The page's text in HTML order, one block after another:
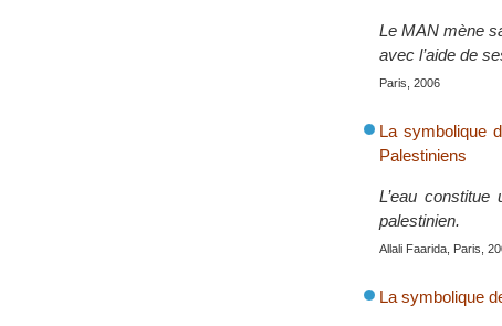
Le MAN mène
avec l’aide de
Paris, 2006
La symbolique
Palestiniens
L’eau
palestinien.
Allali Faarida, Paris,
La symbolique